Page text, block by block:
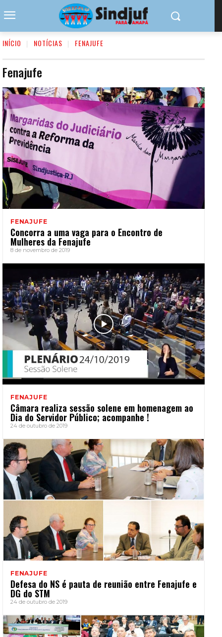
INÍCIO NOTÍCIAS FENAJUFE
Fenajufe
FENAJUFE
Concorra a uma vaga para o Encontro de
Mulheres da Fenajufe
8 de novembro de 2019
FENAJUFE
Câmara realiza sessão solene em homenagem ao
Dia do Servidor Público; acompanhe !
24 de outubro de 2019
FENAJUFE
Defesa do NS é pauta de reunião entre Fenajufe e
DG do STM
24 de outubro de 2019